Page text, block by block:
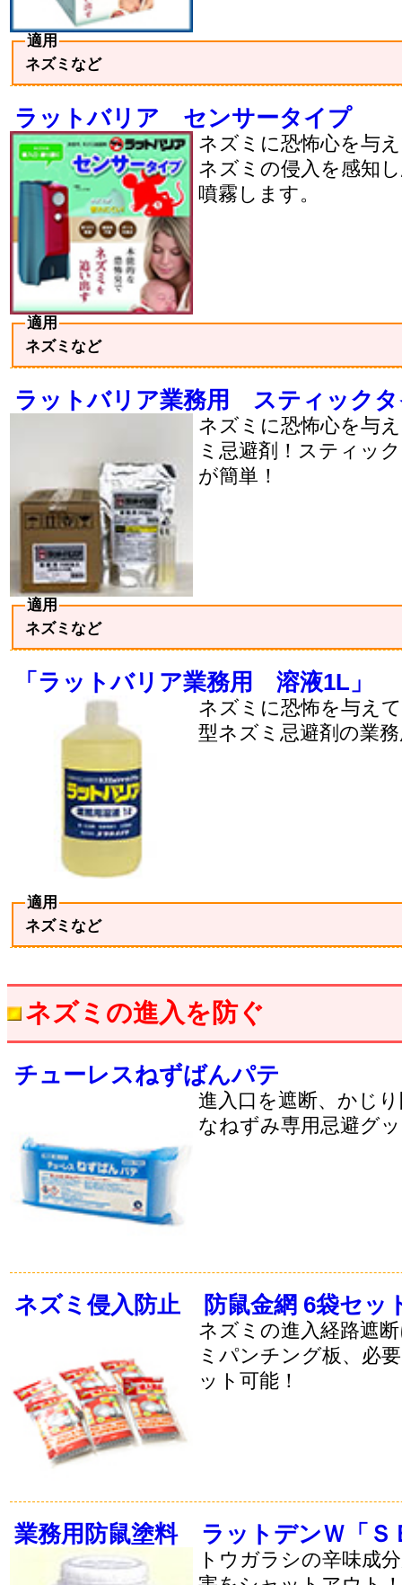
適用
ネズミなど
ラットバリア センサータイプ
ネズミに恐怖心を与
ネズミの侵入を感知
噴霧します。
適用
ネズミなど
ラットバリア業務用 スティック
ネズミに恐怖心を与
ミ忌避剤！スティッ
が簡単！
適用
ネズミなど
「ラットバリア業務用 溶液1L」
ネズミに恐怖を与え
型ネズミ忌避剤の業
適用
ネズミなど
ネズミの進入を防ぐ
チューレスねずばんパテ
進入口を遮断、かじ
なねずみ専用忌避グ
ネズミ侵入防止 防鼠金網 6袋セッ
ネズミの進入経路遮
ミパンチング板、必
ット可能！
業務用防鼠塗料 ラットデンＷ「Ｓ
トウガラシの辛味成